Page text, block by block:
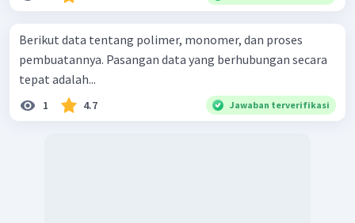
Berikut data tentang polimer, monomer, dan proses
pembuatannya. Pasangan data yang berhubungan secara
tepat adalah...
1 4.7 Jawaban terverifikasi